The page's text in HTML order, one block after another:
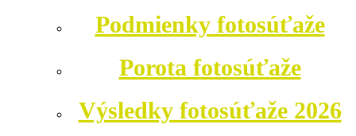
Podmienky fotosúťaže
Porota fotosúťaže
Výsledky fotosúťaže 2026